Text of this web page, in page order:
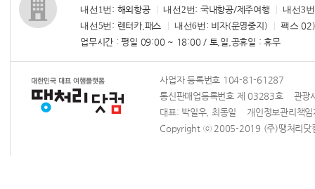
내선1번 : 해외항공 내선2번: 국내항공/제주여행 내선3번
내선5번 : 렌터카,패스 내선6번 : 비자(운영중지) 팩스
업무시간 : 평일 09:00 ~ 18:00 / 토,일,공휴일 : 휴무
사업자 등록번호 104-81-61287
통신판매업등록번호 제 03283호 관광
대표: 박일우, 최동일 개인정보관리책
Copyright ⓒ 2005-2019 (주)땡처리닷